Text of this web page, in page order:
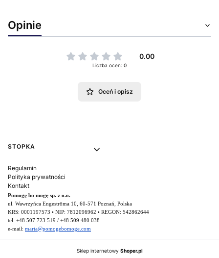
Opinie
0.00
Liczba ocen: 0
Oceń i opisz
Linki w stopce
STOPKA
Regulamin
Polityka prywatności
Kontakt
Pomogę bo mogę sp. z o.o.
ul. Wawrzyńca Engeströma 10, 60-571 Poznań, Polska
KRS: 0001197573 • NIP: 7812096962 • REGON: 542862644
tel. +48 507 723 519 / +48 509 480 038
e-mail: marta@pomogebomoge.com
Sklep internetowy Shoper.pl